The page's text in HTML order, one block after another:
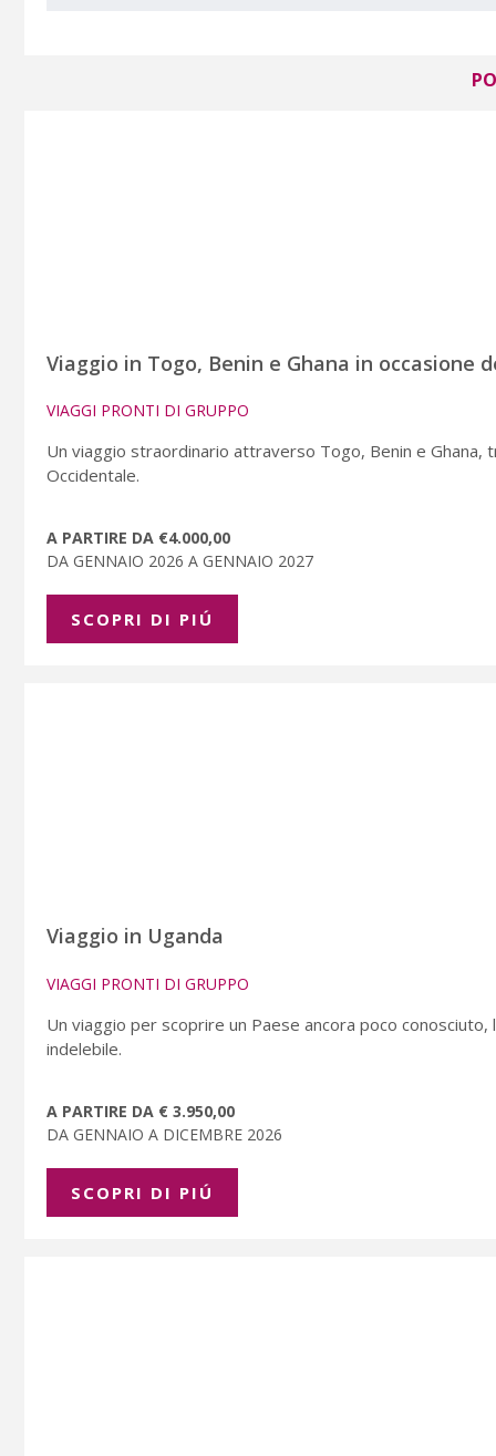
Viaggio in Togo, Benin e Ghana in occasione
VIAGGI PRONTI DI GRUPPO
Un viaggio straordinario attraverso Togo, Benin e Ghana,
Occidentale.
A PARTIRE DA €4.000,00
DA GENNAIO 2026 A GENNAIO 2027
SCOPRI DI PIÚ
Viaggio in Uganda
VIAGGI PRONTI DI GRUPPO
Un viaggio per scoprire un Paese ancora poco
indelebile.
A PARTIRE DA € 3.950,00
DA GENNAIO A DICEMBRE 2026
SCOPRI DI PIÚ